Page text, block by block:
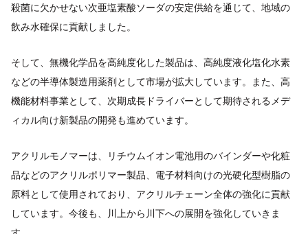
殺菌に欠かせない次亜塩素酸ソーダの安定供給を通じて、地域の
飲み水確保に貢献しました。
そして、無機化学品を高純度化した製品は、高純度液化塩化水素
などの半導体製造用薬剤として市場が拡大しています。また、高
機能材料事業として、次期成長ドライバーとして期待されるメデ
ィカル向け新製品の開発も進めています。
アクリルモノマーは、リチウムイオン電池用のバインダーや化粧
品などのアクリルポリマー製品、電子材料向けの光硬化型樹脂の
原料として使用されており、アクリルチェーン全体の強化に貢献
しています。今後も、川上から川下への展開を強化していきま